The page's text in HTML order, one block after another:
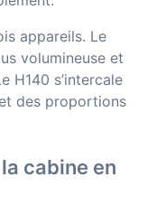
appareils. Le
volumineuse et
H140 s’intercale
des proportions
cabine en